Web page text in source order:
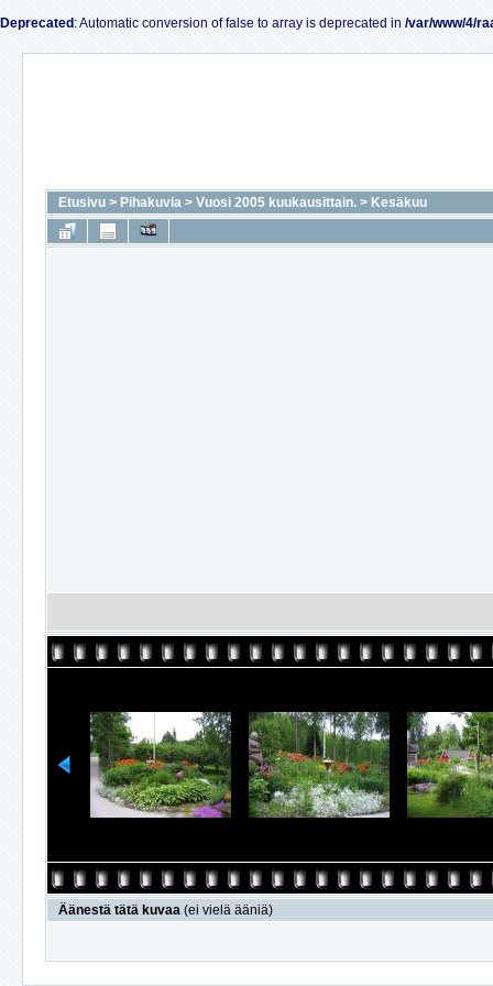
Deprecated : Automatic conversion of false to array is deprecated in /var/www/4/
Etusivu > Pihakuvia > Vuosi 2005 kuukausittain. > Kesäkuu
Äänestä tätä kuvaa (ei vielä ääniä)